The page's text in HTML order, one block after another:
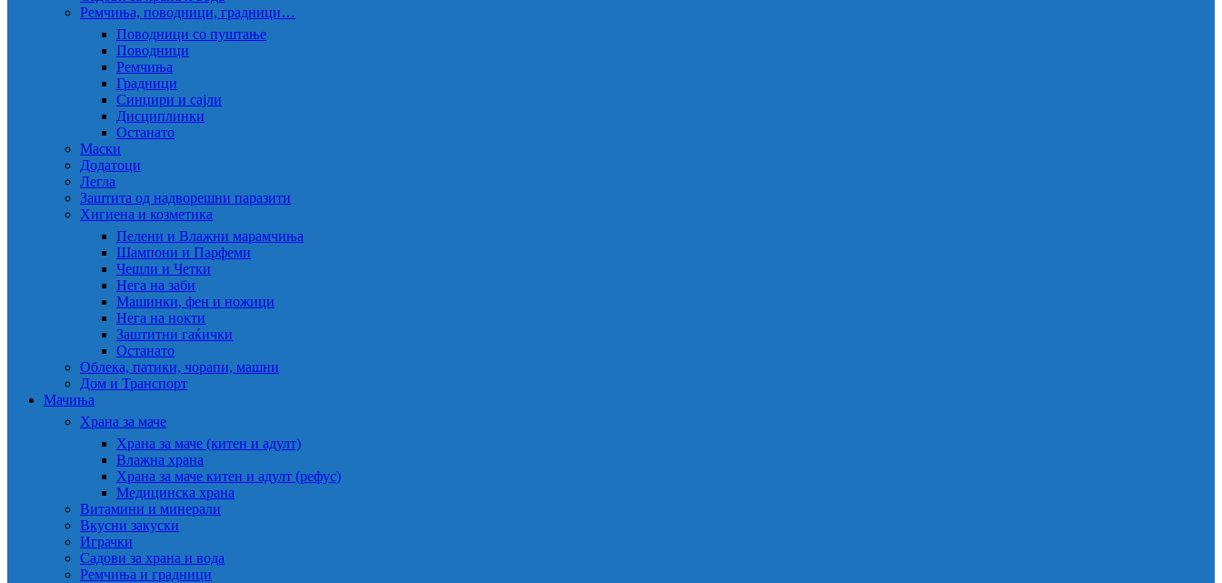
Ремчиња, поводници, градници…
Поводници со пуштање
Поводници
Ремчиња
Градници
Синџири и сајли
Дисциплинки
Останато
Маски
Додатоци
Легла
Заштита од надворешни паразити
Хигиена и козметика
Пелени и Влажни марамчиња
Шампони и Парфеми
Чешли и Четки
Нега на заби
Машинки, фен и ножици
Нега на нокти
Заштитни гаќички
Останато
Облека, патики, чорапи, машни
Дом и Транспорт
Мачиња
Храна за маче
Храна за маче (китен и адулт)
Влажна храна
Храна за маче китен и адулт (рефус)
Медицинска храна
Витамини и минерали
Вкусни закуски
Играчки
Садови за храна и вода
Ремчиња и градници